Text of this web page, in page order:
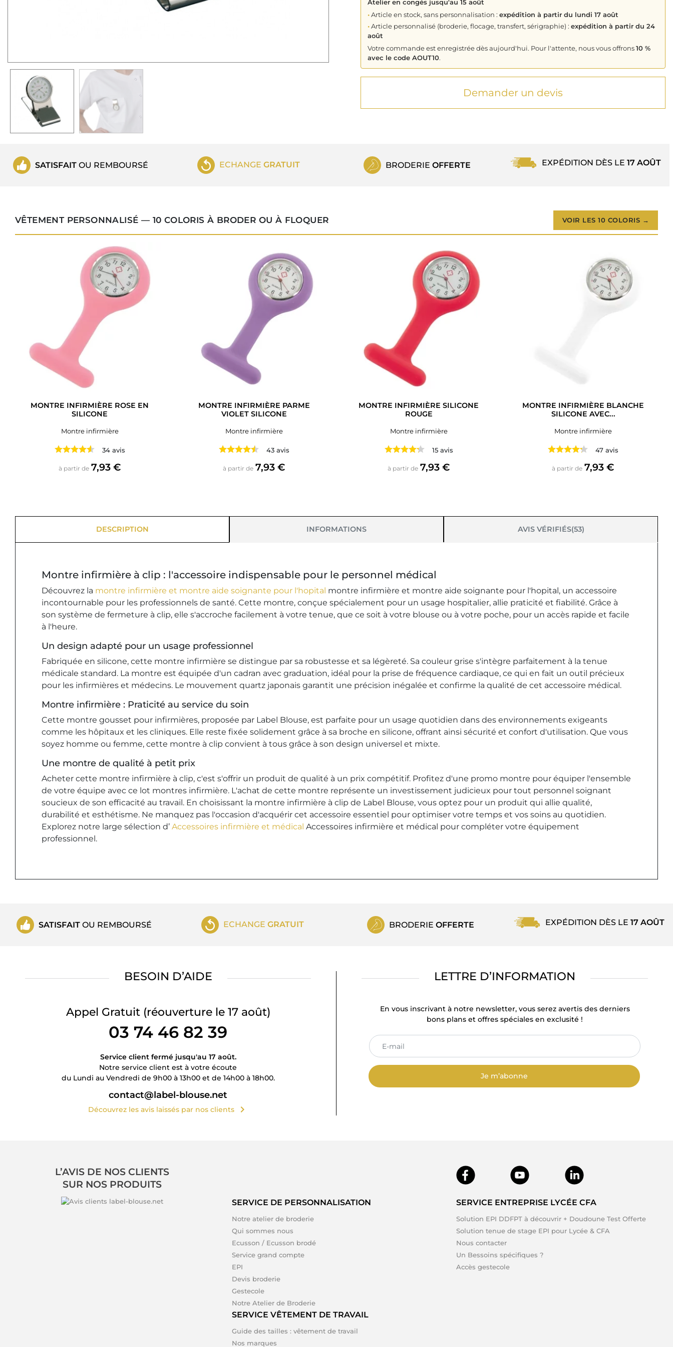
Atelier en congés jusqu'au 15 août
•Article en stock, sans personnalisation : expédition à partir du lundi 17 août
•Article personnalisé (broderie, flocage, transfert, sérigraphie) : expédition à partir du 24
août
Votre commande est enregistrée dès aujourd'hui. Pour l'attente, nous vous offrons10 %
avec le code AOUT10.
Demander un devis
SATISFAITOU REMBOURSÉ ECHANGEGRATUIT BRODERIE OFFERTE EXPÉDITION DÈS LE 17 AOÛT
VÊTEMENT PERSONNALISÉ — 10 COLORIS À BRODER OU À FLOQUER VOIR LES 10 COLORIS →
MONTRE INFIRMIÈRE ROSE EN
SILICONE
Montre infirmière
34 avis
à partir de Prix
7,93 €
MONTRE INFIRMIÈRE PARME
VIOLET SILICONE
Montre infirmière
43 avis
à partir de Prix
7,93 €
MONTRE INFIRMIÈRE SILICONE
ROUGE
Montre infirmière
15 avis
à partir de Prix
7,93 €
MONTRE INFIRMIÈRE BLANCHE
SILICONE AVEC...
Montre infirmière
47 avis
à partir de Prix
7,93 €
DESCRIPTION INFORMATIONS AVIS VÉRIFIÉS(53)
Montre infirmière à clip : l'accessoire indispensable pour le personnel médical
Découvrez la montre infirmière et montre aide soignante pour l'hopital montre infirmière et montre aide soignante pour l'hopital, un accessoire
incontournable pour les professionnels de santé. Cette montre, conçue spécialement pour un usage hospitalier, allie praticité et fiabilité. Grâce à
son système de fermeture à clip, elle s'accroche facilement à votre tenue, que ce soit à votre blouse ou à votre poche, pour un accès rapide et facile
à l'heure.
Un design adapté pour un usage professionnel
Fabriquée en silicone, cette montre infirmière se distingue par sa robustesse et sa légèreté. Sa couleur grise s'intègre parfaitement à la tenue
médicale standard. La montre est équipée d'un cadran avec graduation, idéal pour la prise de fréquence cardiaque, ce qui en fait un outil précieux
pour les infirmières et médecins. Le mouvement quartz japonais garantit une précision inégalée et confirme la qualité de cet accessoire médical.
Montre infirmière : Praticité au service du soin
Cette montre gousset pour infirmières, proposée par Label Blouse, est parfaite pour un usage quotidien dans des environnements exigeants
comme les hôpitaux et les cliniques. Elle reste fixée solidement grâce à sa broche en silicone, offrant ainsi sécurité et confort d'utilisation. Que vous
soyez homme ou femme, cette montre à clip convient à tous grâce à son design universel et mixte.
Une montre de qualité à petit prix
Acheter cette montre infirmière à clip, c'est s'offrir un produit de qualité à un prix compétitif. Profitez d'une promo montre pour équiper l'ensemble
de votre équipe avec ce lot montres infirmière. L'achat de cette montre représente un investissement judicieux pour tout personnel soignant
soucieux de son efficacité au travail. En choisissant la montre infirmière à clip de Label Blouse, vous optez pour un produit qui allie qualité,
durabilité et esthétisme. Ne manquez pas l'occasion d'acquérir cet accessoire essentiel pour optimiser votre temps et vos soins au quotidien.
Explorez notre large sélection d’ Accessoires infirmière et médical Accessoires infirmière et médical pour compléter votre équipement
professionnel.
SATISFAIT OU REMBOURSÉ ECHANGE GRATUIT BRODERIE OFFERTE EXPÉDITION DÈS LE 17 AOÛT
BESOIN D’AIDE
Appel Gratuit (réouverture le 17 août)
03 74 46 82 39
Service client fermé jusqu'au 17 août.
Notre service client est à votre écoute
du Lundi au Vendredi de 9h00 à 13h00 et de 14h00 à 18h00.
contact@label-blouse.net
Découvrez les avis laissés par nos clients chevron_right
LETTRE D’INFORMATION
En vous inscrivant à notre newsletter, vous serez avertis des derniers
bons plans et offres spéciales en exclusité !
Je m’abonne
L’AVIS DE NOS CLIENTS
SUR NOS PRODUITS
SERVICE DE PERSONNALISATION
Notre atelier de broderie
Qui sommes nous
Ecusson / Ecusson brodé
Service grand compte
EPI
Devis broderie
Gestecole
Notre Atelier de Broderie
SERVICE ENTREPRISE LYCÉE CFA
Solution EPI DDFPT à découvrir + Doudoune Test Offerte
Solution tenue de stage EPI pour Lycée & CFA
Nous contacter
Un Bessoins spécifiques ?
Accès gestecole
SERVICE VÊTEMENT DE TRAVAIL
Guide des tailles : vêtement de travail
Nos marques